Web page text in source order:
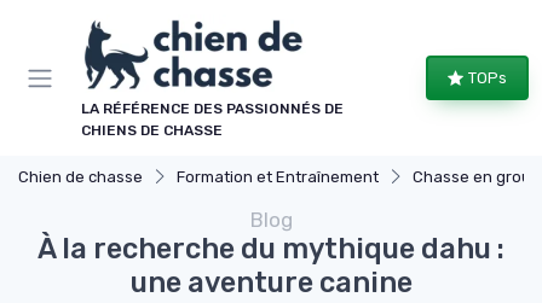
LA RÉFÉRENCE DES PASSIONNÉS DE
CHIENS DE CHASSE
TOPs
Chien de chasse Formation et Entraînement Chasse en
Blog
À la recherche du mythique dahu :
une aventure canine
Panneau de gestion des cookies